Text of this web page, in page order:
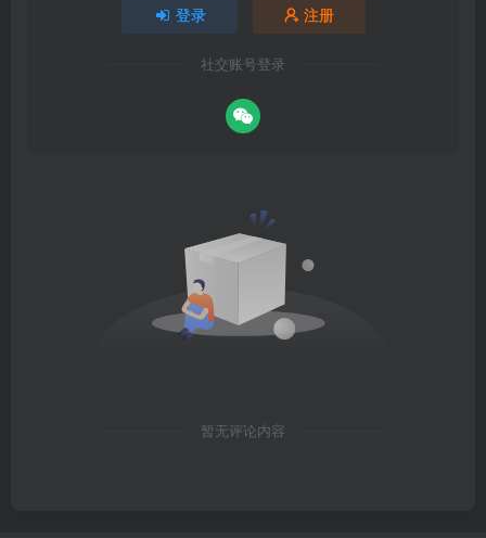
登录 注册
社交账号登录
暂无评论内容